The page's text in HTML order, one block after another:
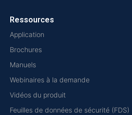
Ressources
Application
Brochures
Manuels
Webinaires à la demande
Vidéos du produit
Feuilles de données de sécurité (FDS)